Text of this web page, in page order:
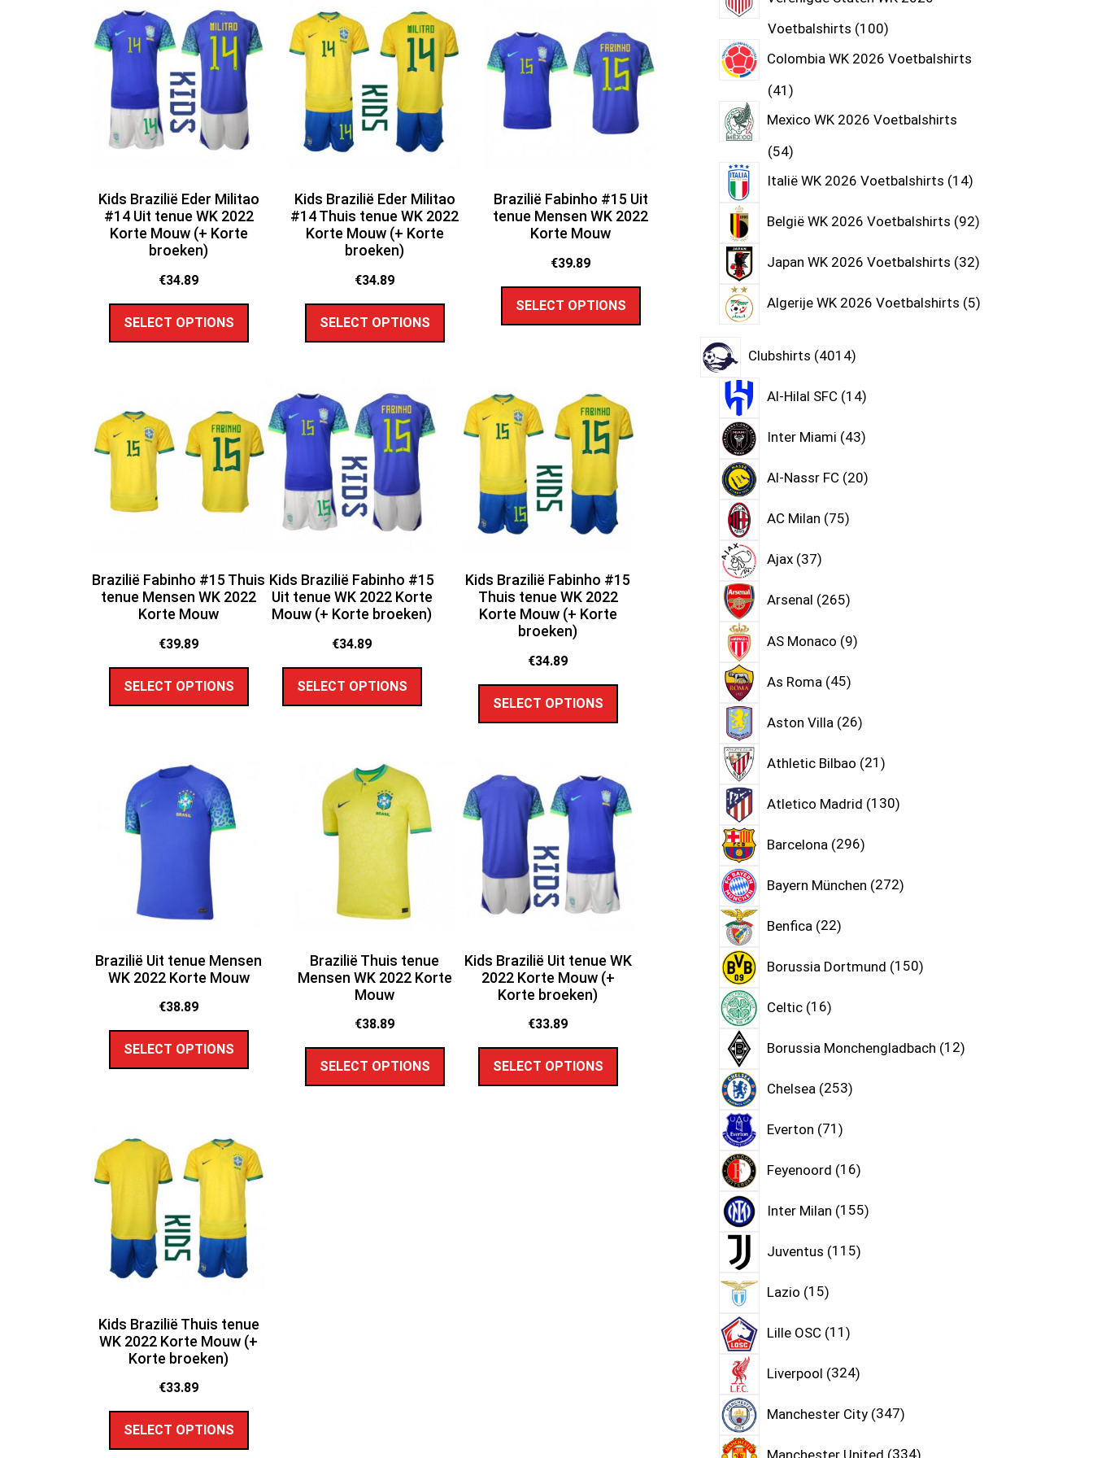
Kids Brazilië Eder Militao
#14 Uit tenue WK 2022
Korte Mouw (+ Korte
broeken)
€34.89
SELECT OPTIONS
Kids Brazilië Eder Militao
#14 Thuis tenue WK 2022
Korte Mouw (+ Korte
broeken)
€34.89
SELECT OPTIONS
Brazilië Fabinho #15 Uit
tenue Mensen WK 2022
Korte Mouw
€39.89
SELECT OPTIONS
Brazilië Fabinho #15 Thuis
tenue Mensen WK 2022
Korte Mouw
€39.89
SELECT OPTIONS
Kids Brazilië Fabinho #15
Uit tenue WK 2022 Korte
Mouw (+ Korte broeken)
€34.89
SELECT OPTIONS
Kids Brazilië Fabinho #15
Thuis tenue WK 2022
Korte Mouw (+ Korte
broeken)
€34.89
SELECT OPTIONS
Brazilië Uit tenue Mensen
WK 2022 Korte Mouw
€38.89
SELECT OPTIONS
Brazilië Thuis tenue
Mensen WK 2022 Korte
Mouw
€38.89
SELECT OPTIONS
Kids Brazilië Uit tenue WK
2022 Korte Mouw (+
Korte broeken)
€33.89
SELECT OPTIONS
Kids Brazilië Thuis tenue
WK 2022 Korte Mouw (+
Korte broeken)
€33.89
SELECT OPTIONS
Voetbalshirts 100
Colombia WK 2026 Voetbalshirts
41
Mexico WK 2026 Voetbalshirts
54
Italië WK 2026 Voetbalshirts 14
België WK 2026 Voetbalshirts 92
Japan WK 2026 Voetbalshirts 32
Algerije WK 2026 Voetbalshirts 5
Clubshirts 4014
Al-Hilal SFC 14
Inter Miami 43
Al-Nassr FC 20
AC Milan 75
Ajax 37
Arsenal 265
AS Monaco 9
As Roma 45
Aston Villa 26
Athletic Bilbao 21
Atletico Madrid 130
Barcelona 296
Bayern München 272
Benfica 22
Borussia Dortmund 150
Celtic 16
Borussia Monchengladbach 12
Chelsea 253
Everton 71
Feyenoord 16
Inter Milan 155
Juventus 115
Lazio 15
Lille OSC 11
Liverpool 324
Manchester City 347
Manchester United 334